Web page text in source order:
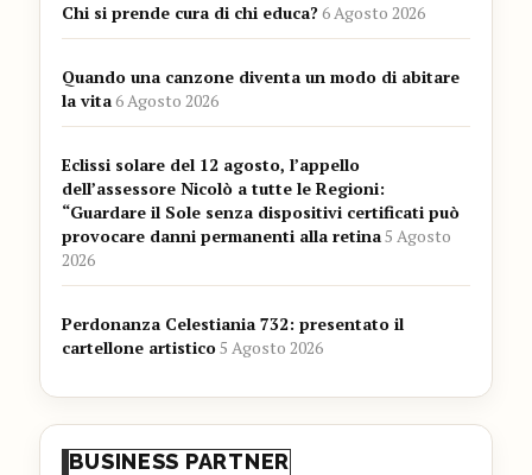
Chi si prende cura di chi educa?6 Agosto 2026
Quando una canzone diventa un modo di abitare
la vita6 Agosto 2026
Eclissi solare del 12 agosto, l’appello
dell’assessore Nicolò a tutte le Regioni:
“Guardare il Sole senza dispositivi certificati può
provocare danni permanenti alla retina5 Agosto
2026
Perdonanza Celestiania 732: presentato il
cartellone artistico5 Agosto 2026
BUSINESS PARTNER